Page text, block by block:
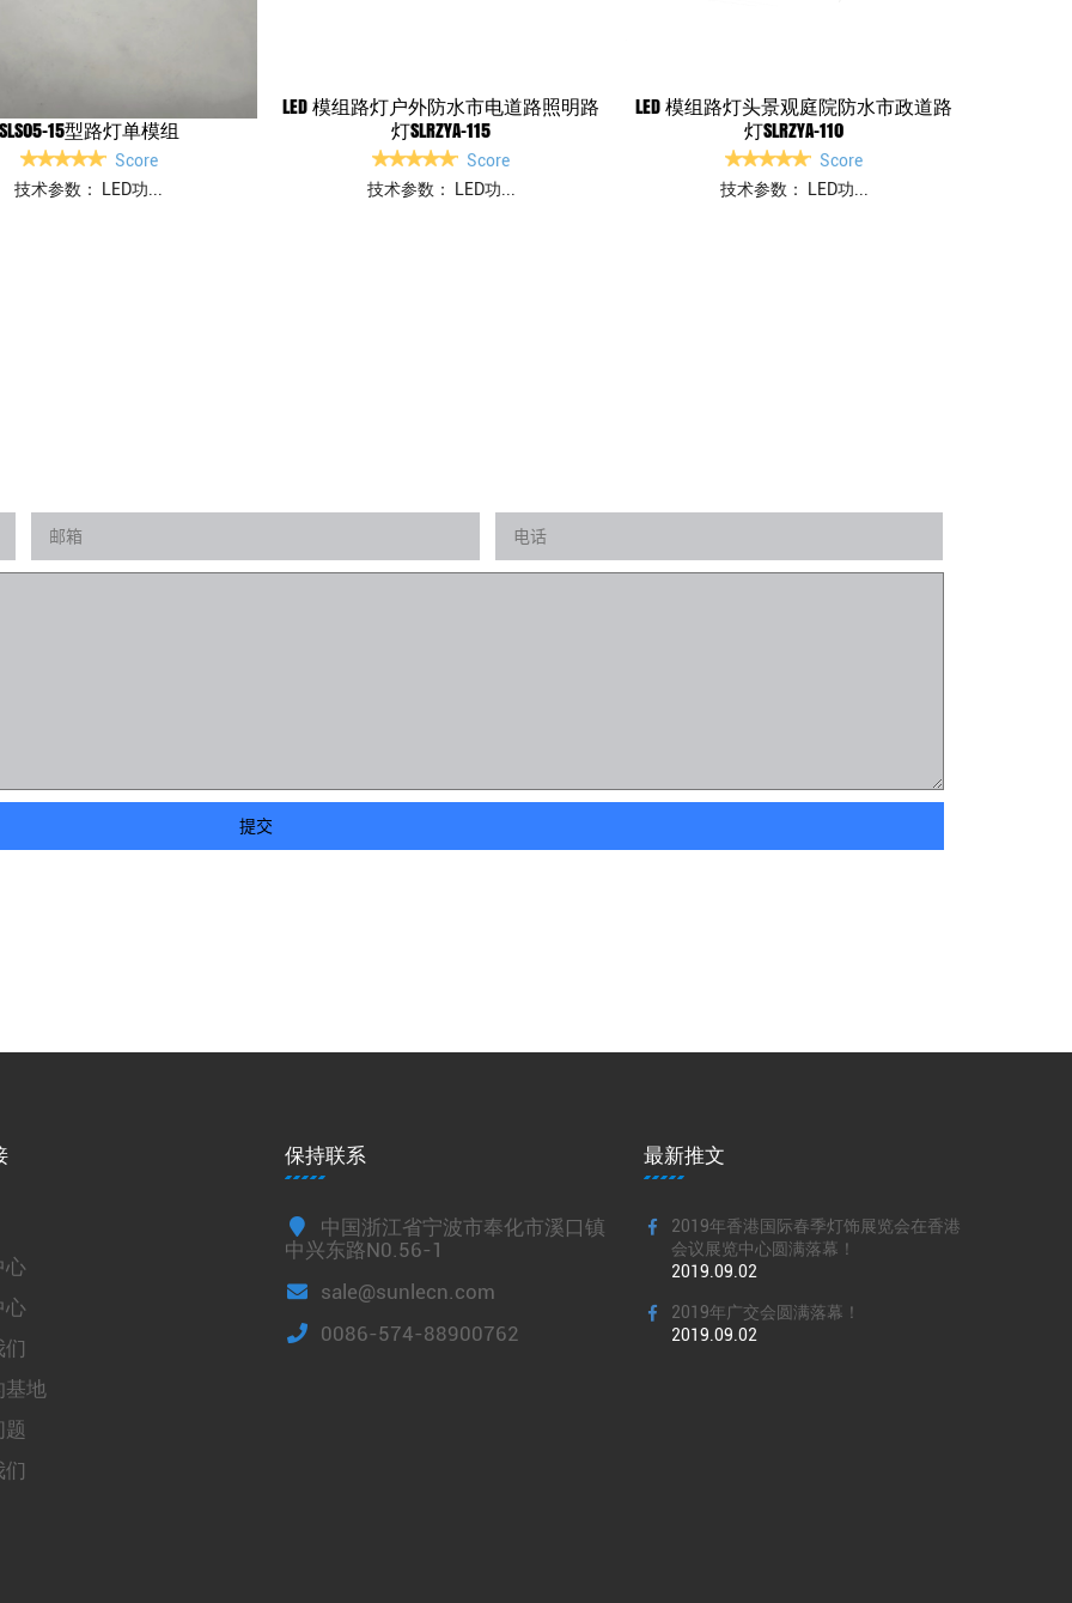
15型路灯单模组
Score
技术参数： LED功...
LED 模组路灯户外防水市电道路照明路
灯SLRZYA-115
Score
技术参数： LED功...
LED 模组路灯头景观庭院防水市政道路
灯SLRZYA-110
Score
技术参数： LED功...
心
心
基地
题
保持联系
中国浙江省宁波市奉化市溪口镇
中兴东路N0.56-1
sale@sunlecn.com
0086-574-88900762
最新推文
2019年香港国际春季灯饰展览会在香港
会议展览中心圆满落幕！
2019.09.02
2019年广交会圆满落幕！
2019.09.02